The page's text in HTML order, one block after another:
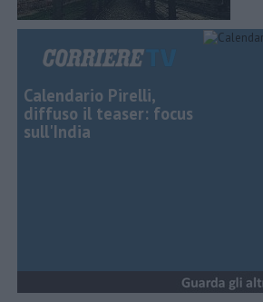
Calendario Pirelli,
diffuso il teaser: focus
sull'India